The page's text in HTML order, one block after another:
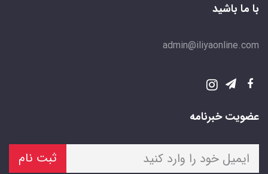
با ما باشید
admin@iliyaonline.com
عضویت خبرنامه
ثبت نام